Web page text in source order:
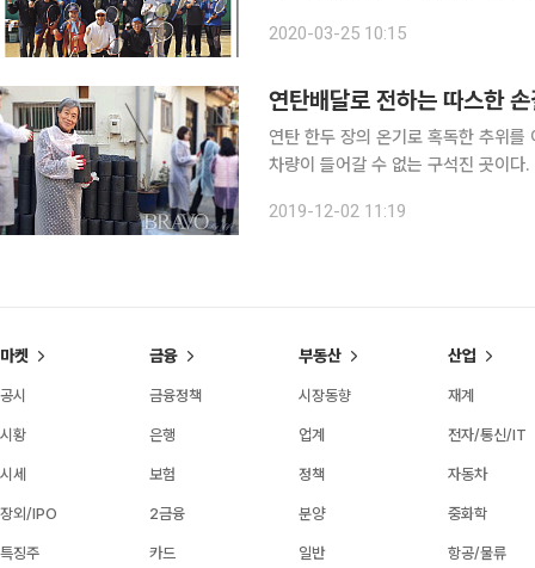
모여서 테니스를 친다. 요즘은 안양
2020-03-25 10:15
연탄배달로 전하는 따스한
연탄 한두 장의 온기로 혹독한 추위를 이겨내는 이웃들이
차량이 들어갈 수 없는 구석진 곳이
람의 손길이 많이 필요하다. 뜻있는
2019-12-02 11:19
마켓
공시
시황
시세
장외/IPO
특징주
금융
금융정책
은행
보험
2금융
카드
부동산
시장동향
업계
정책
분양
일반
산업
재계
전자/통신/IT
자동차
중화학
항공/물류